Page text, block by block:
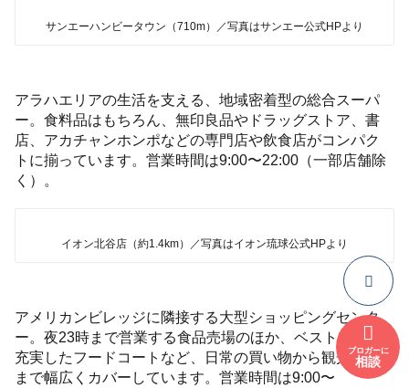
サンエーハンビータウン（710m）／写真はサンエー公式HPより
アラハエリアの生活を支える、地域密着型の総合スーパ
ー。食料品はもちろん、無印良品やドラッグストア、書
店、アカチャンホンポなどの専門店や飲食店がコンパク
トに揃っています。営業時間は9:00〜22:00（一部店舗除
く）。
イオン北谷店（約1.4km）／写真はイオン琉球公式HPより
アメリカンビレッジに隣接する大型ショッピングセンタ
ー。夜23時まで営業する食品売場のほか、ベスト電器や
充実したフードコートなど、日常の買い物から観光需要
まで幅広くカバーしています。営業時間は9:00〜
ブロガーに
相談